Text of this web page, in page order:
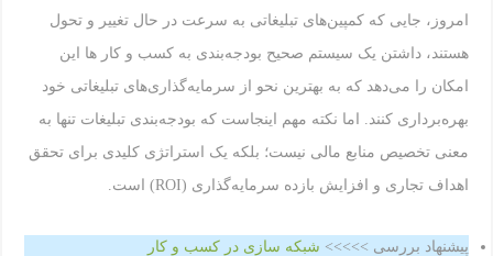
امروز، جایی که کمپین‌های تبلیغاتی به سرعت در حال تغییر و تحول
هستند، داشتن یک سیستم صحیح بودجه‌بندی به کسب و کار ها این
امکان را می‌دهد که به بهترین نحو از سرمایه‌گذاری‌های تبلیغاتی خود
بهره‌برداری کنند. اما نکته مهم اینجاست که بودجه‌بندی تبلیغات تنها به
معنی تخصیص منابع مالی نیست؛ بلکه یک استراتژی کلیدی برای تحقق
اهداف تجاری و افزایش بازده سرمایه‌گذاری (ROI) است.
پیشنهاد بررسی >>>>> شبکه سازی در کسب و کار